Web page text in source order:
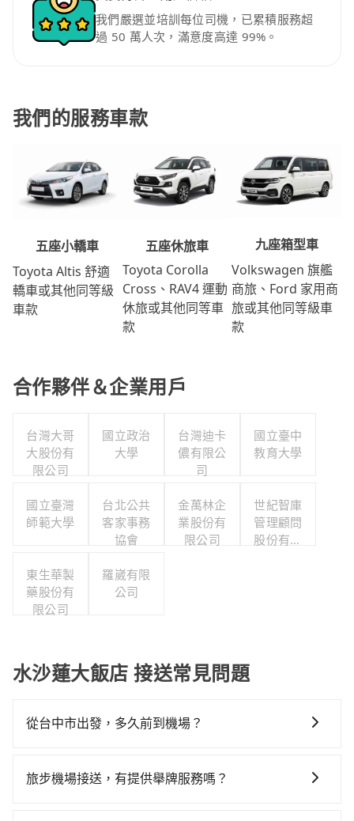
我們嚴選並培訓每位司機，已累積服務超
過 50 萬人次，滿意度高達 99%。
我們的服務車款
五座小轎車
Toyota Altis 舒適
轎車或其他同等級
車款
五座休旅車
Toyota Corolla
Cross、RAV4 運動
休旅或其他同等車
款
九座箱型車
Volkswagen 旗艦
商旅、Ford 家用商
旅或其他同等級車
款
合作夥伴＆企業用戶
台灣大哥
大股份有
限公司
國立政治
大學
台灣迪卡
儂有限公
司
國立臺中
教育大學
國立臺灣
師範大學
台北公共
客家事務
協會
金萬林企
業股份有
限公司
世紀智庫
管理顧問
股份有限
東生華製
藥股份有
限公司
羅崴有限
公司
水沙蓮大飯店 接送常見問題
從台中市出發，多久前到機場？
沒有事先網上辦理報到，要再更早一些。深夜交通通常
旅步機場接送，有提供舉牌服務嗎？